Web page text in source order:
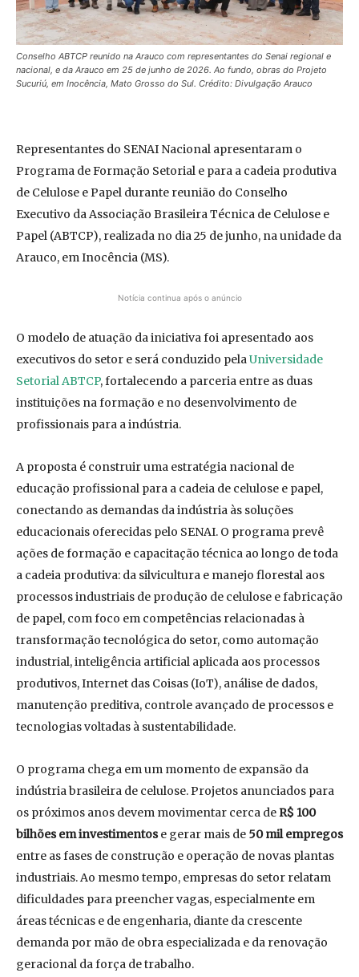
Conselho ABTCP reunido na Arauco com representantes do Senai regional e
nacional, e da Arauco em 25 de junho de 2026. Ao fundo, obras do Projeto
Sucuriú, em Inocência, Mato Grosso do Sul. Crédito: Divulgação Arauco
Representantes do SENAI Nacional apresentaram o
Programa de Formação Setorial e para a cadeia produtiva
de Celulose e Papel durante reunião do Conselho
Executivo da Associação Brasileira Técnica de Celulose e
Papel (ABTCP), realizada no dia 25 de junho, na unidade da
Arauco, em Inocência (MS).
Notícia continua após o anúncio
O modelo de atuação da iniciativa foi apresentado aos
executivos do setor e será conduzido pelaUniversidade
Setorial ABTCP, fortalecendo a parceria entre as duas
instituições na formação e no desenvolvimento de
profissionais para a indústria.
A proposta é construir uma estratégia nacional de
educação profissional para a cadeia de celulose e papel,
conectando as demandas da indústria às soluções
educacionais oferecidas pelo SENAI. O programa prevê
ações de formação e capacitação técnica ao longo de toda
a cadeia produtiva: da silvicultura e manejo florestal aos
processos industriais de produção de celulose e fabricação
de papel, com foco em competências relacionadas à
transformação tecnológica do setor, como automação
industrial, inteligência artificial aplicada aos processos
produtivos, Internet das Coisas (IoT), análise de dados,
manutenção preditiva, controle avançado de processos e
tecnologias voltadas à sustentabilidade.
O programa chega em um momento de expansão da
indústria brasileira de celulose. Projetos anunciados para
os próximos anos devem movimentar cerca deR$ 100
bilhões em investimentose gerar mais de 50 mil empregos
entre as fases de construção e operação de novas plantas
industriais. Ao mesmo tempo, empresas do setor relatam
dificuldades para preencher vagas, especialmente em
áreas técnicas e de engenharia, diante da crescente
demanda por mão de obra especializada e da renovação
geracional da força de trabalho.